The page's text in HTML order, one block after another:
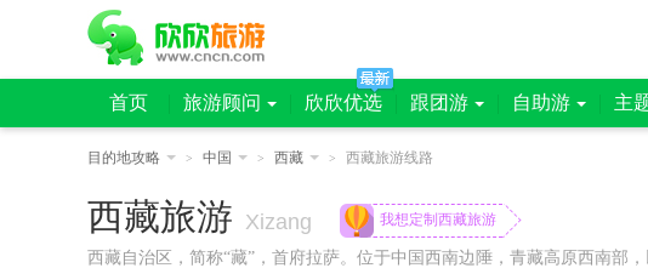
首页 旅游顾问 欣欣优选 跟团游 自助游 主
目的地攻略 > 中国 > 西藏 > 西藏旅游线路
西藏旅游 Xizang 我想定制西藏旅游
西藏自治区，简称“藏”，首府拉萨。位于中国西南边陲，青藏高原西南部